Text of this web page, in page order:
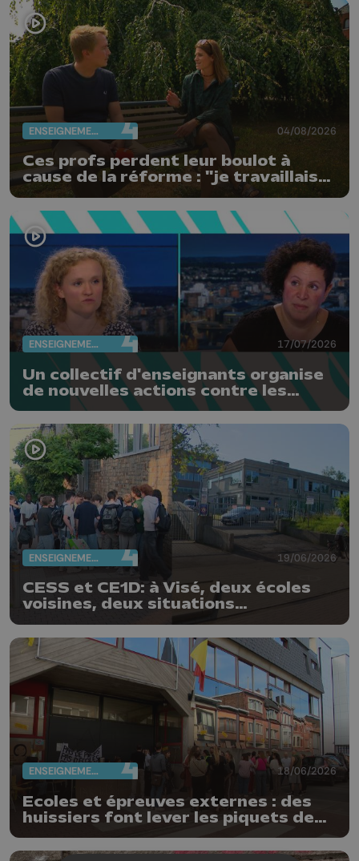
ENSEIGNEMENT 04/08/2026
Ces profs perdent leur boulot à
cause de la réforme : "je travaillais
bien plus comme prof que comme
pharmacienne"
ENSEIGNEMENT 17/07/2026
Un collectif d'enseignants organise
de nouvelles actions contre les
réformes de la FWB
ENSEIGNEMENT 19/06/2026
CESS et CE1D: à Visé, deux écoles
voisines, deux situations
ENSEIGNEMENT 18/06/2026
Ecoles et épreuves externes : des
huissiers font lever les piquets de
grève